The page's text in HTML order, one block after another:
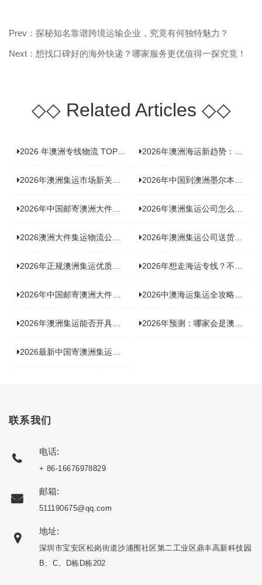
Prev：探秘知名靠谱跨境运输企业，究竟有何独特魅力？
Next：想找口碑好的海外快递？哪家服务更优值得一探究竟！
◇◇Related Articles ◇◇
2026 年澳洲专线物流 TOP10 测评：合规、时效、价格全维度对比 2026年澳洲海运新趋势：大件家具运输有何独特门道？
2026年澳洲集运市场新关注：到底该如何精准计算体积重？ 2026年中国到澳洲墨尔本海运专线，背后隐藏哪些物流新机遇？
2026年中国邮寄澳洲大件运输攻略，快速安全送达的秘诀大揭秘！ 2026年澳洲集运公司怎么选？个人用户与跨境商家避坑全攻略
2026澳洲大件集运物流公司全景分析：市场趋势、选型逻辑与品牌适配 2026年澳洲集运公司送货上门服务哪家好：靠谱品牌选型指南
2026年正规澳洲集运优质供应商盘点：价格透明，无套路不踩坑 2026年想走海运专线？不容错过的达尔文集运海运专线推荐！
2026年中国邮寄澳洲大件运输新趋势，究竟藏着哪些惊喜？ 2026中澳海运集运全攻略，拼箱 / 整柜怎么选？价格、时效、避坑指南
2026年澳洲集运能否开具增值税发票？你关心的答案来了！ 2026年预测：哪家会是澳洲集运里差评最多的“众矢之的”？
2026最新中国寄澳洲集运公司排名：哪家寄家具最可靠且性价比高？
联系我们
电话:
+ 86-16676978829
邮箱:
511190675@qq.com
地址:
深圳市宝安区松岗街道沙浦围社区第二工业区鼎丰高新科技园
B、C、D栋D栋202